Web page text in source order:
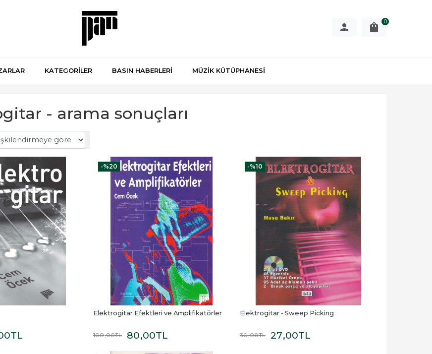
0
KATEGORİLER BASIN HABERLERİ MÜZİK KÜTÜPHANESİ
- arama sonuçları
TL
-%20
Elektrogitar Efektleri ve Amplifikatörler
100,00TL 80,00TL
-%10
Elektrogitar - Sweep Picking
30,00TL 27,00TL